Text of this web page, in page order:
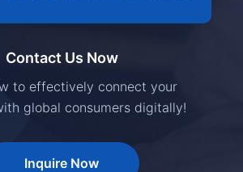
Contact Us Now
to effectively connect your
global consumers digitally!
Inquire Now